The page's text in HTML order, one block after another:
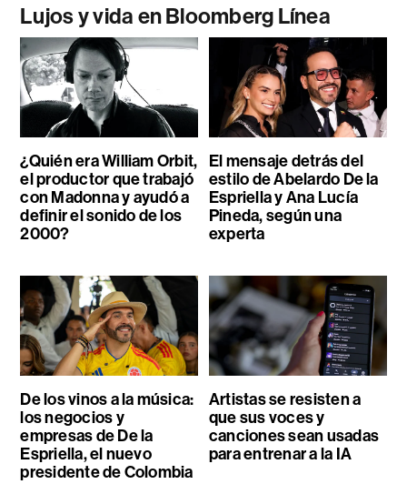
Lujos y vida en Bloomberg Línea
¿Quién era William Orbit,
el productor que trabajó
con Madonna y ayudó a
definir el sonido de los
2000?
El mensaje detrás del
estilo de Abelardo De la
Espriella y Ana Lucía
Pineda, según una
experta
De los vinos a la música:
los negocios y
empresas de De la
Espriella, el nuevo
presidente de Colombia
Artistas se resisten a
que sus voces y
canciones sean usadas
para entrenar a la IA